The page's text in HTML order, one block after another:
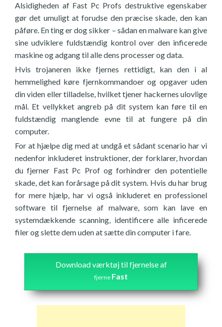
Alsidigheden af Fast Pc Profs destruktive egenskaber
gør det umuligt at forudse den præcise skade, den kan
påføre. En ting er dog sikker – sådan en malware kan give
sine udviklere fuldstændig kontrol over den inficerede
maskine og adgang til alle dens processer og data.
Hvis trojaneren ikke fjernes rettidigt, kan den i al
hemmelighed køre fjernkommandoer og opgaver uden
din viden eller tilladelse, hvilket tjener hackernes ulovlige
mål. Et vellykket angreb på dit system kan føre til en
fuldstændig manglende evne til at fungere på din
computer.
For at hjælpe dig med at undgå et sådant scenario har vi
nedenfor inkluderet instruktioner, der forklarer, hvordan
du fjerner Fast Pc Prof og forhindrer den potentielle
skade, det kan forårsage på dit system. Hvis du har brug
for mere hjælp, har vi også inkluderet en professionel
software til fjernelse af malware, som kan lave en
systemdækkende scanning, identificere alle inficerede
filer og slette dem uden at sætte din computer i fare.
Download værktøj til fjernelse af
fjerne Fast